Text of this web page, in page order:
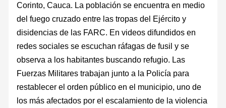
Corinto, Cauca. La población se encuentra en medio
del fuego cruzado entre las tropas del Ejército y
disidencias de las FARC. En videos difundidos en
redes sociales se escuchan ráfagas de fusil y se
observa a los habitantes buscando refugio. Las
Fuerzas Militares trabajan junto a la Policía para
restablecer el orden público en el municipio, uno de
los más afectados por el escalamiento de la violencia